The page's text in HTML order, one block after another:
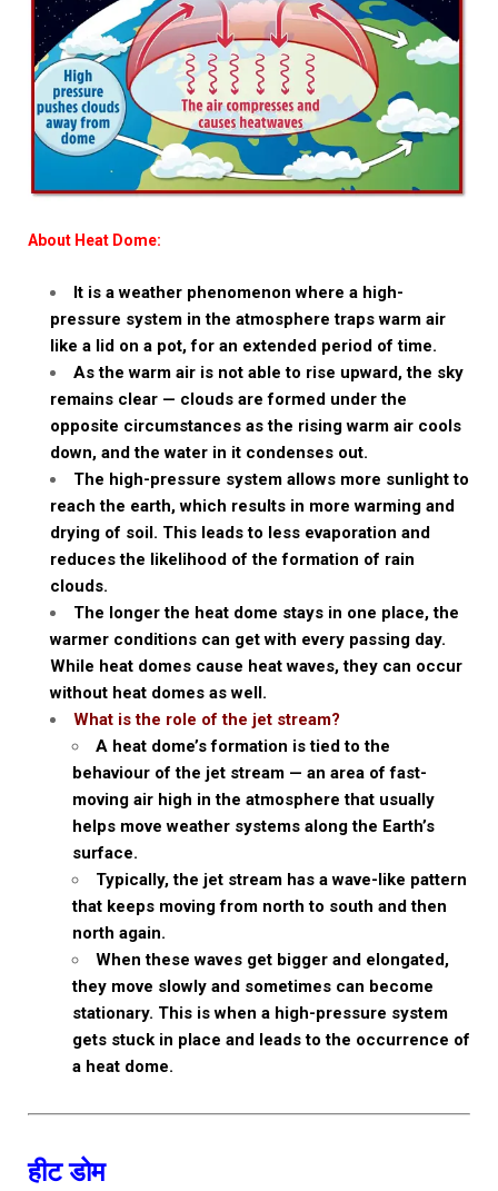
About Heat Dome:
It is a weather phenomenon where a high-
pressure system in the atmosphere traps warm air
like a lid on a pot, for an extended period of time.
As the warm air is not able to rise upward, the sky
remains clear — clouds are formed under the
opposite circumstances as the rising warm air cools
down, and the water in it condenses out.
The high-pressure system allows more sunlight to
reach the earth, which results in more warming and
drying of soil. This leads to less evaporation and
reduces the likelihood of the formation of rain
clouds.
The longer the heat dome stays in one place, the
warmer conditions can get with every passing day.
While heat domes cause heat waves, they can occur
without heat domes as well.
What is the role of the jet stream?
A heat dome’s formation is tied to the
behaviour of the jet stream — an area of fast-
moving air high in the atmosphere that usually
helps move weather systems along the Earth’s
surface.
Typically, the jet stream has a wave-like pattern
that keeps moving from north to south and then
north again.
When these waves get bigger and elongated,
they move slowly and sometimes can become
stationary. This is when a high-pressure system
gets stuck in place and leads to the occurrence of
a heat dome.
हीट डोम